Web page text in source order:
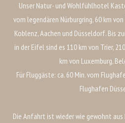
Unser Natur- und Wohlfühlhotel
vom legendären Nürburgring, 60 km
Koblenz, Aachen und Düsseldorf. Bis
in der Eifel sind es 110 km von Trier,
km von Luxemburg,
Für Fluggäste: ca. 60 Min. vom
Flughafen
Die Anfahrt ist wieder wie gewohnt aus